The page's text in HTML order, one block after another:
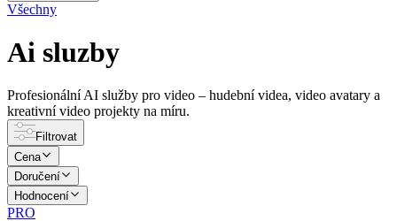
Všechny
Ai sluzby
Profesionální AI služby pro video – hudební videa, video avatary a
kreativní video projekty na míru.
Filtrovat
Cena
Doručení
Hodnocení
PRO